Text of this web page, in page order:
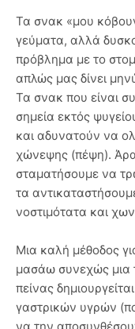
Τα σνακ «μου
γεύματα, αλλά
πρόβλημα με το
απλώς μας δίνει
Τα σνακ που είναι
σημεία εκτός
και αδυνατούν να
χώνεψης (πέψη).
σταματήσουμε να
τα
νοστιμότατα και
Μια καλή μέθοδος
μασάω συνεχώς μια
πείνας
γαστρικών υγρών